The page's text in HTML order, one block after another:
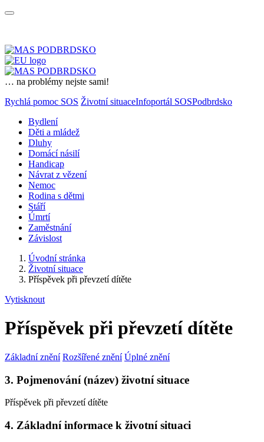
… na problémy nejste sami!
Rychlá pomoc SOS Životní situaceInfoportál SOSPodbrdsko
Bydlení
Děti a mládež
Dluhy
Domácí násilí
Handicap
Návrat z vězení
Nemoc
Rodina s dětmi
Stáří
Úmrtí
Zaměstnání
Závislost
Úvodní stránka
Životní situace
Příspěvek při převzetí dítěte
Vytisknout
Příspěvek při převzetí dítěte
Základní znění Rozšířené znění Úplné znění
3. Pojmenování (název) životní situace
Příspěvek při převzetí dítěte
4. Základní informace k životní situaci